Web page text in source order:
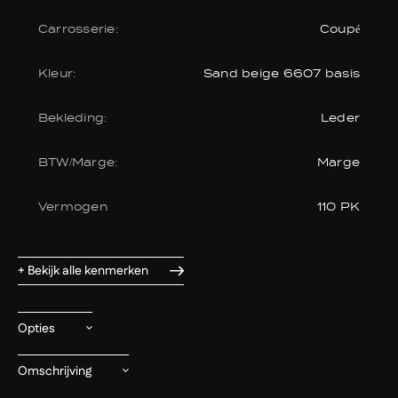
Carrosserie: Coupé
Kleur: Sand beige 6607 basis
Bekleding: Leder
BTW/Marge: Marge
Vermogen 110 PK
+ Bekijk alle kenmerken
Opties
Omschrijving